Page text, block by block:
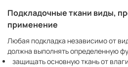
Подкладочные ткани виды,
применение
Любая подкладка независимо от
должна выполнять определенную
защищать основную ткань от